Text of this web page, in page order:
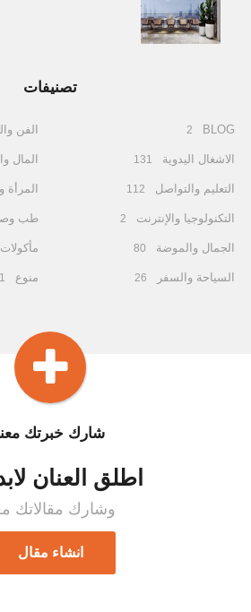
تصنيفات
BLOG
2
الاشغال اليدوية 131
التعليم والتواصل 112
التكنولوجيا والإنترنت 2
الجمال والموضة 80
السياحة والسفر 26
الفن
المال
طب
منوع
شارك خبرتك
اطلق العنان
وشارك مقالاتك
انشاء مقال